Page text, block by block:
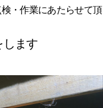
・作業にあたらせて頂
します